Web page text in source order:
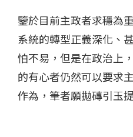
鑒於目前主政者求穩為
系統的轉型正義深化、
怕不易，但是在政治上
的有心者仍然可以要求
作為，筆者願拋磚引玉